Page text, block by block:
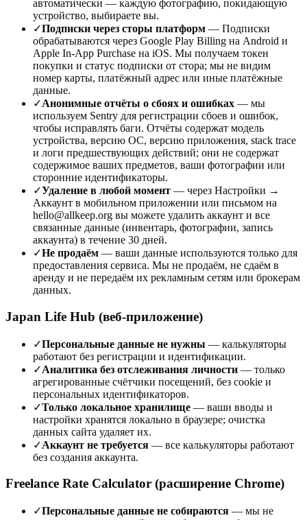
автоматически — каждую фотографию, покидающую
устройство, выбираете вы.
✓Подписки через сторы платформ — Подписки
обрабатываются через Google Play Billing на Android и
Apple In-App Purchase на iOS. Мы получаем токен
покупки и статус подписки от стора; мы не видим
номер карты, платёжный адрес или иные платёжные
данные.
✓Анонимные отчёты о сбоях и ошибках — мы
используем Sentry для регистрации сбоев и ошибок,
чтобы исправлять баги. Отчёты содержат модель
устройства, версию ОС, версию приложения, stack trace
и логи предшествующих действий; они не содержат
содержимое ваших предметов, ваши фотографии или
сторонние идентификаторы.
✓Удаление в любой момент — через Настройки →
Аккаунт в мобильном приложении или письмом на
hello@allkeep.org вы можете удалить аккаунт и все
связанные данные (инвентарь, фотографии, запись
аккаунта) в течение 30 дней.
✓Не продаём — ваши данные используются только для
предоставления сервиса. Мы не продаём, не сдаём в
аренду и не передаём их рекламным сетям или брокерам
данных.
Japan Life Hub (веб-приложение)
✓Персональные данные не нужны — калькуляторы
работают без регистрации и идентификации.
✓Аналитика без отслеживания личности — только
агрегированные счётчики посещений, без cookie и
персональных идентификаторов.
✓Только локальное хранилище — ваши вводы и
настройки хранятся локально в браузере; очистка
данных сайта удаляет их.
✓Аккаунт не требуется — все калькуляторы работают
без создания аккаунта.
Freelance Rate Calculator (расширение Chrome)
✓Персональные данные не собираются — мы не